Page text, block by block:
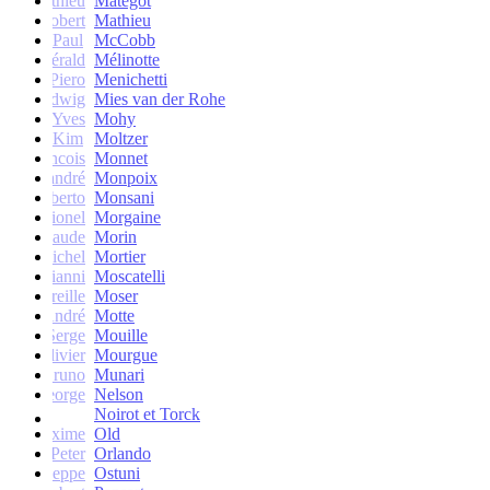
Robert Mathieu
Paul
McCobb
Gérald Mélinotte
Piero Menichetti
Ludwig Mies van der Rohe
Yves Mohy
Kim
Moltzer
Francois Monnet
andré Monpoix
Roberto Monsani
Lionel Morgaine
Claude Morin
Michel Mortier
Gianni Moscatelli
Mireille Moser
André Motte
Serge Mouille
Olivier Mourgue
Bruno Munari
George Nelson
Noirot et Torck
Maxime Old
Peter Orlando
Giuseppe Ostuni